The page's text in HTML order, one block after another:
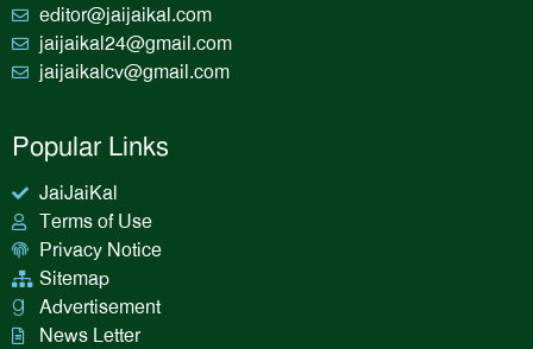
editor@jaijaikal.com
jaijaikal24@gmail.com
jaijaikalcv@gmail.com
Popular Links
JaiJaiKal
Terms of Use
Privacy Notice
Sitemap
Advertisement
News Letter